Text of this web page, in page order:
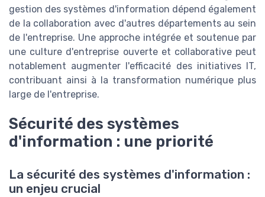
gestion des systèmes d'information dépend également
de la collaboration avec d'autres départements au sein
de l'entreprise. Une approche intégrée et soutenue par
une culture d'entreprise ouverte et collaborative peut
notablement augmenter l'efficacité des initiatives IT,
contribuant ainsi à la transformation numérique plus
large de l'entreprise.
Sécurité des systèmes
d'information : une priorité
La sécurité des systèmes d'information :
un enjeu crucial